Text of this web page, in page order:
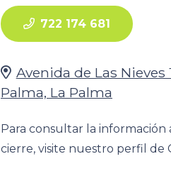
722 174 681
Avenida de Las Nieves
Palma, La Palma
Para consultar la
cierre, visite nuestro perfil de